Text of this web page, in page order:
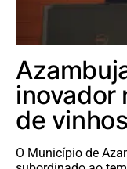
inovador
de vinhos
O Município de